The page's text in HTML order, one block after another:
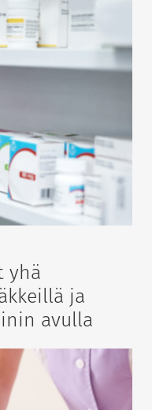
yhä
ja
avulla